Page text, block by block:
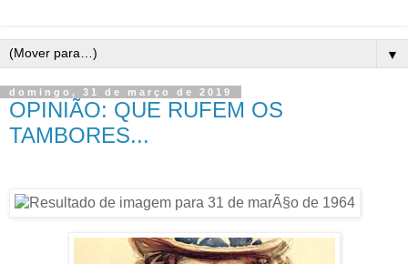
▼
domingo, 31 de março de 2019
OPINIÃO: QUE RUFEM OS
TAMBORES...